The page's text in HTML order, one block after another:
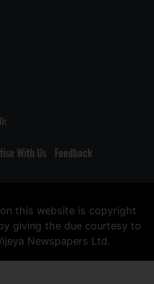
With Us Feedback
this website is copyright
giving the due courtesy to
Newspapers Ltd.